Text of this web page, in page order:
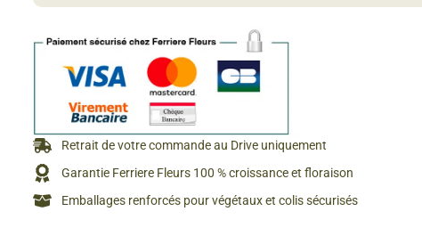
Semences & Graines Spéciales
d’Antan
Bulbes de fleurs de A à Z
Bulbes du Potager
Retrait de votre commande au Drive uniquement
Garantie Ferriere Fleurs 100 % croissance et floraison
Emballages renforcés pour végétaux et colis sécurisés